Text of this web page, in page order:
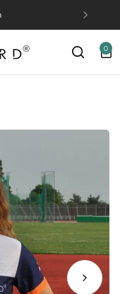
0